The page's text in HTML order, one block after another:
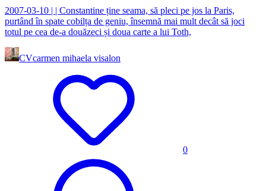
2007-03-10 | | Constantine ține seama, să pleci pe jos la Paris,
purtând în spate cobilța de geniu, însemnă mai mult decât să joci
totul pe cea de-a douăzeci și doua carte a lui Toth,
CVcarmen mihaela visalon
0